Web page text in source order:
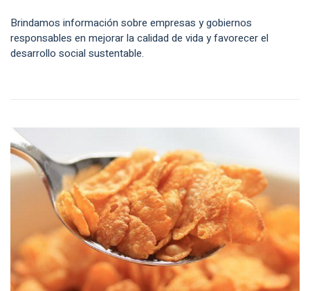
Brindamos información sobre empresas y gobiernos
responsables en mejorar la calidad de vida y favorecer el
desarrollo social sustentable.